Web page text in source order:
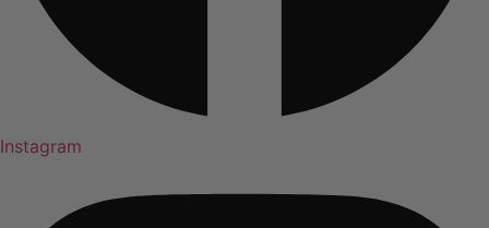
Instagram